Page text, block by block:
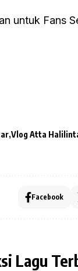
untuk Fans
Vlog Atta
Facebook
Lagu